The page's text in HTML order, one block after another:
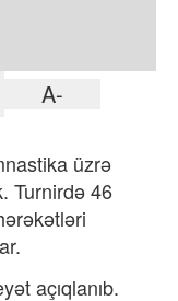
A-
üzrə
Turnirdə 46
açıqlanıb.